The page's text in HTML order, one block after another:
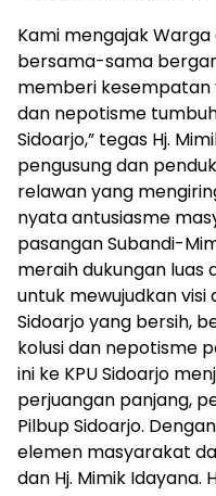
Kami mengajak
bersama-sama
memberi kesempatan
dan nepotisme
Sidoarjo,” tegas Hj.
pengusung dan
relawan yang
nyata antusiasme
pasangan Subandi-
meraih dukungan luas
untuk mewujudkan
Sidoarjo yang bersih,
kolusi dan nepotisme
ini ke KPU Sidoarjo
perjuangan panjang,
Pilbup Sidoarjo.
elemen masyarakat
dan Hj. Mimik